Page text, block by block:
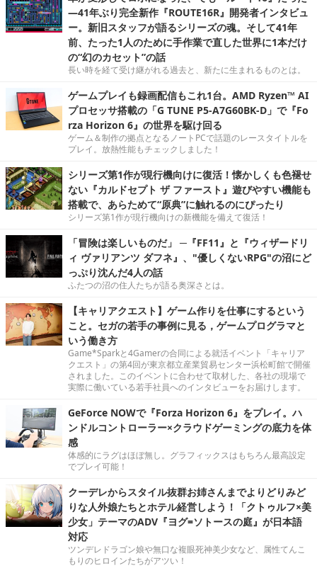
―41年ぶり完全新作『ROUTE16R』開発者インタビュ
ー。新旧スタッフが語るシリーズの魂。そして41年
前、たった1人のために手作業で直した世界に1本だけ
の“幻のカセット”の話
長い時を経て受け継がれる過去と、新たに生まれるものとは。
ゲームプレイも録画配信もこれ1台。AMD Ryzen™ AI
プロセッサ搭載の「G TUNE P5-A7G60BK-D」で『Fo
rza Horizon 6』の世界を駆け回る
ゲーム＆制作の拠点となるノートPCで話題のレースタイトルを
プレイ。放熱性能もチェックしました！
シリーズ第1作が現行機向けに復活！懐かしくも色褪せ
ない『カルドセプト ザ ファースト』遊びやすい機能も
搭載で、あらためて“原典”に触れるのにぴったり
シリーズ第1作が現行機向けの新機能を備えて復活！
「冒険は楽しいものだ」 ─『FF11』と『ウィザードリ
ィ ヴァリアンツ ダフネ』、"優しくないRPG"の沼にど
っぷり沈んだ4人の話
ふたつの沼の住人たちが語る奥深さとは。
【キャリアクエスト】ゲーム作りを仕事にするという
こと。セガの若手の事例に見る，ゲームプログラマと
いう働き方
Game*Sparkと4Gamerの合同による就活イベント「キャリア
クエスト」の第4回が東京都立産業貿易センター浜松町館で開催
されました。このイベントに合わせて取材した、各社の現場で
実際に働いている若手社員へのインタビューをお届けします。
GeForce NOWで『Forza Horizon 6』をプレイ。ハ
ンドルコントローラー×クラウドゲーミングの底力を体
感
体感的にラグはほぼ無し。グラフィックスはもちろん最高設定
でプレイ可能！
クーデレからスタイル抜群お姉さんまでよりどりみど
りな人外娘たちとホテル経営しよう！「クトゥルフ×美
少女」テーマのADV『ヨグ=ソトースの庭』が日本語
対応
ツンデレドラゴン娘や無口な複眼死神美少女など、属性てんこ
もりのヒロインたちがアツい！